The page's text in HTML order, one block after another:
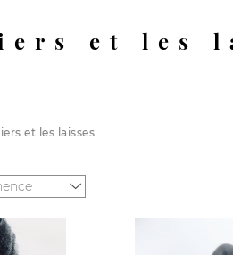
et les
et les laisses